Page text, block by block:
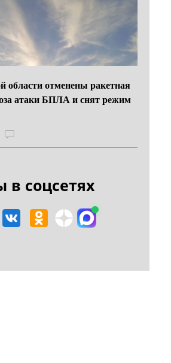
области отменены ракетная
атаки БПЛА и снят режим
в соцсетях